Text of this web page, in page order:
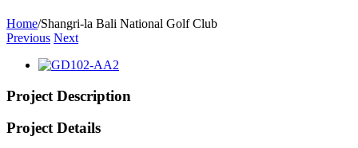
Home/Shangri-la Bali National Golf Club
Previous Next
Project Description
Project Details